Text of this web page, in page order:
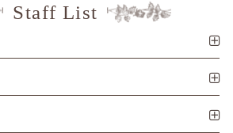
Staff List